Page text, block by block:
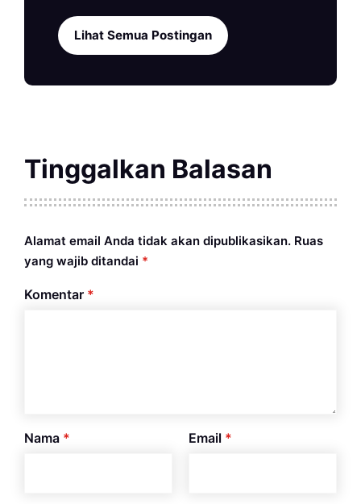
Lihat Semua Postingan
Tinggalkan Balasan
Alamat email Anda tidak akan dipublikasikan. Ruas
yang wajib ditandai *
Komentar *
Nama * Email *